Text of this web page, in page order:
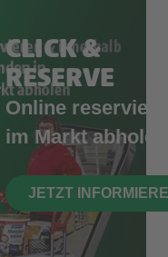
CLICK &
RESERVE
Online
im Markt abholen
JETZT